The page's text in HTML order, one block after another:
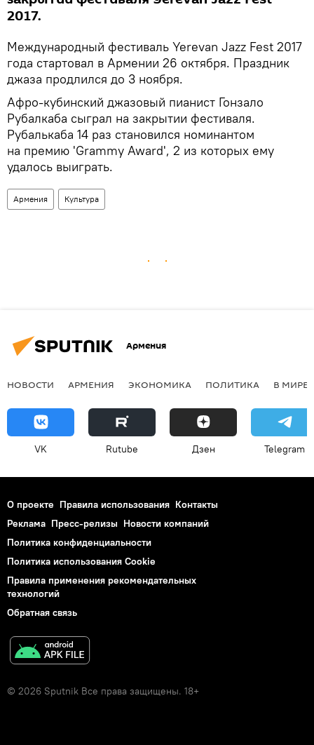
2017.
Международный фестиваль Yerevan Jazz Fest 2017
года стартовал в Армении 26 октября. Праздник
джаза продлился до 3 ноября.
Афро-кубинский джазовый пианист Гонзало
Рубалкаба сыграл на закрытии фестиваля.
Рубалькаба 14 раз становился номинантом
на премию 'Grammy Award', 2 из которых ему
удалось выиграть.
Армения Культура
Армения
НОВОСТИ АРМЕНИЯ ЭКОНОМИКА ПОЛИТИКА В МИРЕ
VK Rutube Дзен Telegram
О проекте Правила использования Контакты
Реклама Пресс-релизы Новости компаний
Политика конфиденциальности
Политика использования Cookie
Правила применения рекомендательных
технологий
Обратная связь
© 2026 Sputnik Все права защищены. 18+